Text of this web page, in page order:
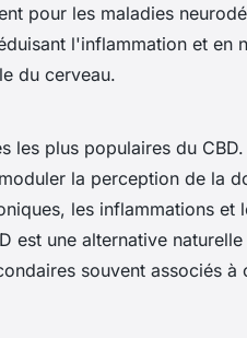
pour les maladies
l'inflammation et en
du cerveau.
les plus populaires du
la perception de la
les inflammations et
est une alternative
souvent associés à